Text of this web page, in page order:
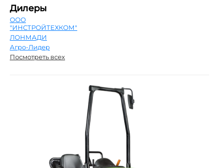
Дилеры
ООО
"ИНСТРОЙТЕХКОМ"
ЛОНМАДИ
Агро-Лидер
Посмотреть всех